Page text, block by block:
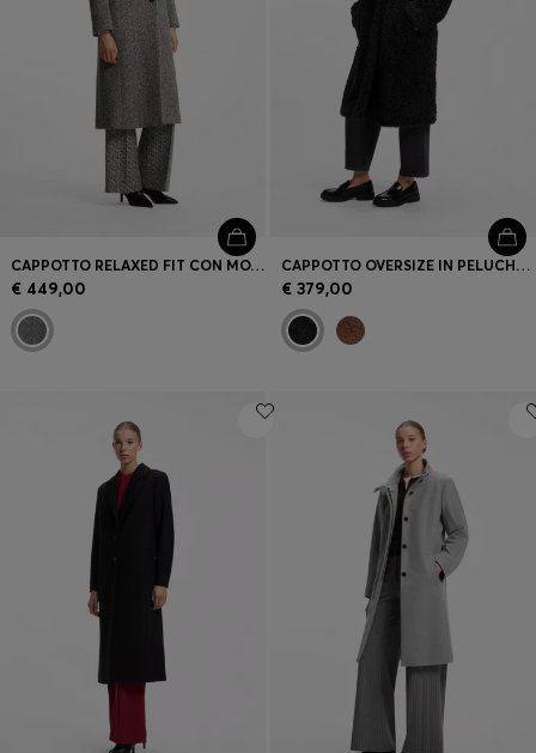
CAPPOTTO RELAXED FIT CON MOTIVO A SPINA DI PESCE
€ 449,00
CAPPOTTO OVERSIZE IN PELUCHE CON CHIUSURA DOPPIOPETTO
€ 379,00